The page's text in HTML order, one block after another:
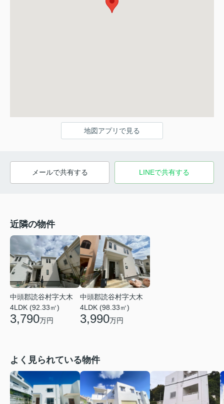
地図アプリで見る
メールで共有する LINEで共有する
近隣の物件
中頭郡読谷村字大木
4LDK (92.33㎡)
3,790万円
中頭郡読谷村字大木
4LDK (98.33㎡)
3,990万円
よく見られている物件